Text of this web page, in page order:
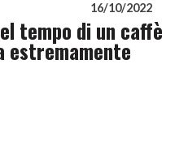
16/10/2022
tempo di un caffè
estremamente